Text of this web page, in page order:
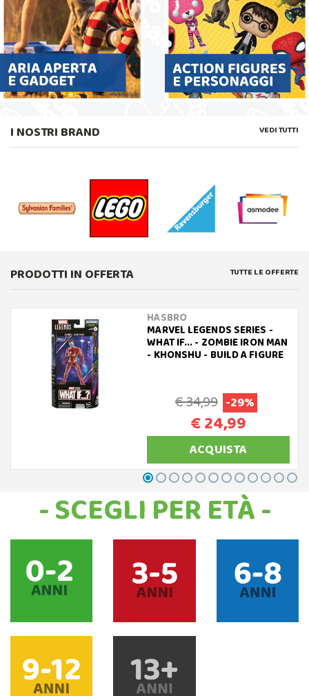
I NOSTRI BRAND VEDI TUTTI
PRODOTTI IN OFFERTA TUTTE LE OFFERTE
HASBRO
MARVEL LEGENDS SERIES -
WHAT IF... - ZOMBIE IRON MAN
- KHONSHU - BUILD A FIGURE
€ 34,99 -29%
€ 24,99
ACQUISTA
- SCEGLI PER ETÀ -